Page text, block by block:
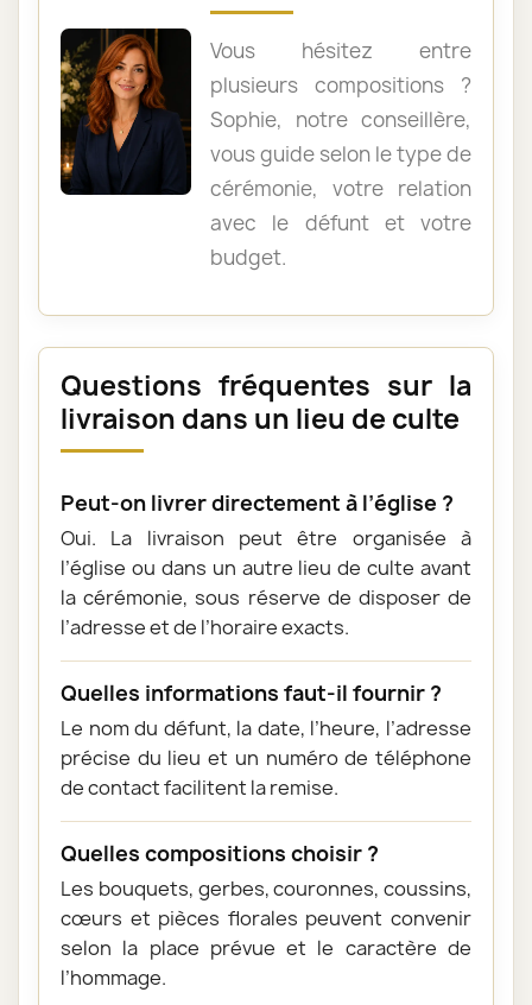
Vous hésitez entre
plusieurs compositions ?
Sophie, notre conseillère,
vous guide selon le type de
cérémonie, votre relation
avec le défunt et votre
budget.
Questions fréquentes sur la
livraison dans un lieu de culte
Peut-on livrer directement à l’église ?
Oui. La livraison peut être organisée à
l’église ou dans un autre lieu de culte avant
la cérémonie, sous réserve de disposer de
l’adresse et de l’horaire exacts.
Quelles informations faut-il fournir ?
Le nom du défunt, la date, l’heure, l’adresse
précise du lieu et un numéro de téléphone
de contact facilitent la remise.
Quelles compositions choisir ?
Les bouquets, gerbes, couronnes, coussins,
cœurs et pièces florales peuvent convenir
selon la place prévue et le caractère de
l’hommage.